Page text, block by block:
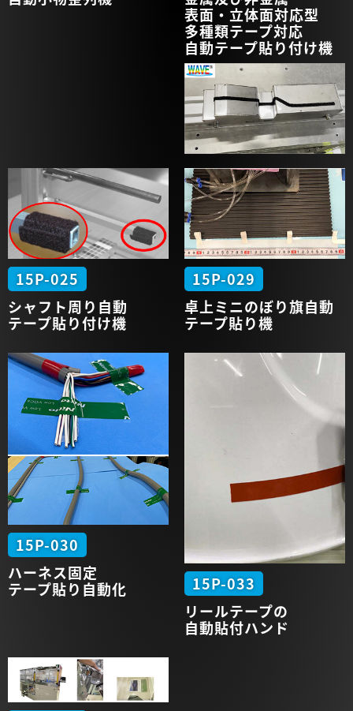
表面・立体面対応型
多種類テープ対応
自動テープ貼り付け機
15P-025
シャフト周り 自動
テープ貼り付け機
15P-029
卓上ミニのぼり旗自動
テープ貼り機
15P-030
ハーネス固定
テープ貼り 自動化
15P-033
リールテープの
自動貼付ハンド